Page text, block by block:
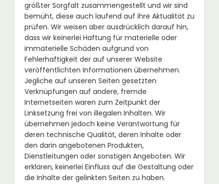
größter Sorgfalt zusammengestellt und wir sind
bemüht, diese auch laufend auf ihre Aktualität zu
prüfen. Wir weisen aber ausdrücklich darauf hin,
dass wir keinerlei Haftung für materielle oder
immaterielle Schäden aufgrund von
Fehlerhaftigkeit der auf unserer Website
veröffentlichten Informationen übernehmen.
Jegliche auf unseren Seiten gesetzten
Verknüpfungen auf andere, fremde
Internetseiten waren zum Zeitpunkt der
Linksetzung frei von illegalen Inhalten. Wir
übernehmen jedoch keine Verantwortung für
deren technische Qualität, deren Inhalte oder
den darin angebotenen Produkten,
Dienstleitungen oder sonstigen Angeboten. Wir
erklären, keinerlei Einfluss auf die Gestaltung oder
die Inhalte der gelinkten Seiten zu haben.